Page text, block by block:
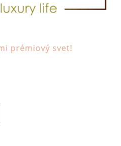
prémiový svet!